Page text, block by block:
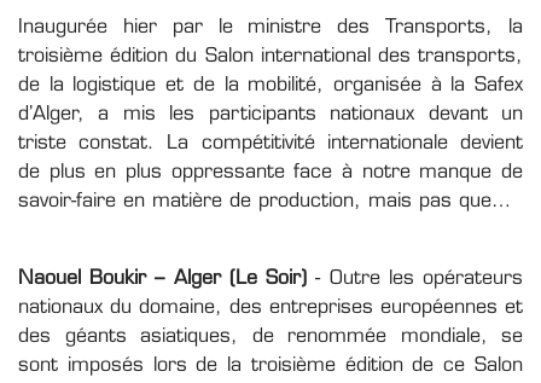
Inaugurée hier par le ministre des Transports, la
troisième édition du Salon international des transports,
de la logistique et de la mobilité, organisée à la Safex
d’Alger, a mis les participants nationaux devant un
triste constat. La compétitivité internationale devient
de plus en plus oppressante face à notre manque de
savoir-faire en matière de production, mais pas que…
Naouel Boukir – Alger (Le Soir) - Outre les opérateurs
nationaux du domaine, des entreprises européennes et
des géants asiatiques, de renommée mondiale, se
sont imposés lors de la troisième édition de ce Salon